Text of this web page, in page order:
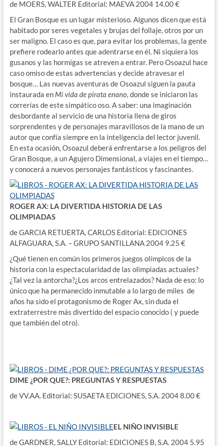
de MOERS, WALTER Editorial: MAEVA 2004 14.00 €
El Gran Bosque es un lugar misterioso. Algunos dicen que está
habitado por seres vegetales y brujas del follaje, otros por un
ser maligno. El caso es que, para evitar los problemas, la gente
prefiere rodearlo antes que adentrarse en él. Ni siquiera los
gusanos y las hormigas se atreven a entrar. Pero Osoazul hace
caso omiso de estas advertencias y decide atravesar el
bosque… Las nuevas aventuras de Osoazul siguen la pauta
instaurada en Mi vida de pirata enano, donde se iniciaron las
correrías de este simpático oso. A saber: una imaginación
desbordante al servicio de una historia llena de giros
sorprendentes y de personajes maravillosos de la mano de un
autor que confía siempre en la inteligencia del lector juvenil.
En esta ocasión, Osoazul deberá enfrentarse a los peligros del
Gran Bosque, a un Agujero Dimensional, a viajes en el tiempo…
y conocerá a nuevos personajes fantásticos y fascinantes.
ROGER AX: LA DIVERTIDA HISTORIA DE LAS
OLIMPIADAS
de GARCIA RETUERTA, CARLOS Editorial: EDICIONES
ALFAGUARA, S.A. – GRUPO SANTILLANA 2004 9.25 €
¿Qué tienen en común los primeros juegos olímpicos de la
historia con la espectacularidad de las olimpiadas actuales?
¿Tal vez la antorcha?¿Los arcos entrelazados? Nada de eso: lo
único que ha permanecido inmutable a lo largo de miles de
años ha sido el protagonismo de Roger Ax, sin duda el
extraterrestre más divertido del espacio conocido ( y puede
que también del otro).
DIME ¿POR QUE?: PREGUNTAS Y RESPUESTAS
de VV.AA. Editorial: SUSAETA EDICIONES, S.A. 2004 8.00 €
EL NIÑO INVISIBLE
de GARDNER, SALLY Editorial: EDICIONES B, S.A. 2004 5.95